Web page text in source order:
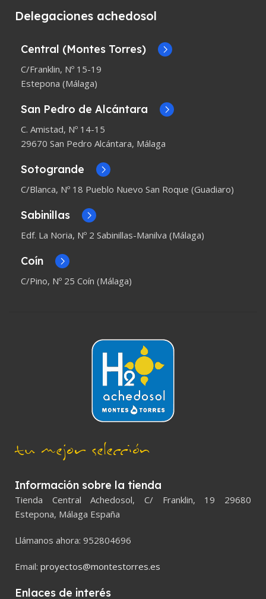
Delegaciones achedosol
Central (Montes Torres)
C/Franklin, Nº 15-19
Estepona (Málaga)
San Pedro de Alcántara
C. Amistad, Nº 14-15
29670 San Pedro Alcántara, Málaga
Sotogrande
C/Blanca, Nº 18 Pueblo Nuevo San Roque (Guadiaro)
Sabinillas
Edf. La Noria, Nº 2 Sabinillas-Manilva (Málaga)
Coín
C/Pino, Nº 25 Coín (Málaga)
tu mejor selección
Información sobre la tienda
Tienda Central Achedosol, C/ Franklin, 19 29680
Estepona, Málaga España
Llámanos ahora: 952804696
Email: proyectos@montestorres.es
Enlaces de interés